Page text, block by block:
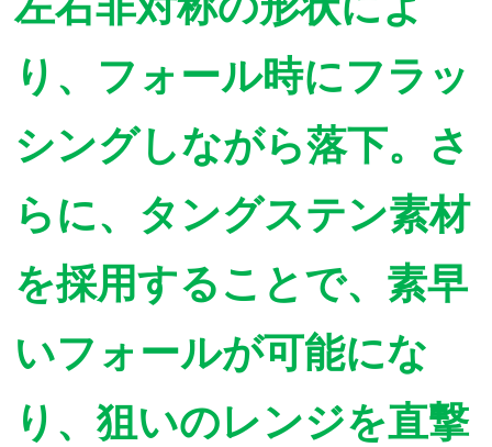
り、フォール時にフラッ
シングしながら落下。さ
らに、タングステン素材
を採用することで、素早
いフォールが可能にな
り、狙いのレンジを直撃